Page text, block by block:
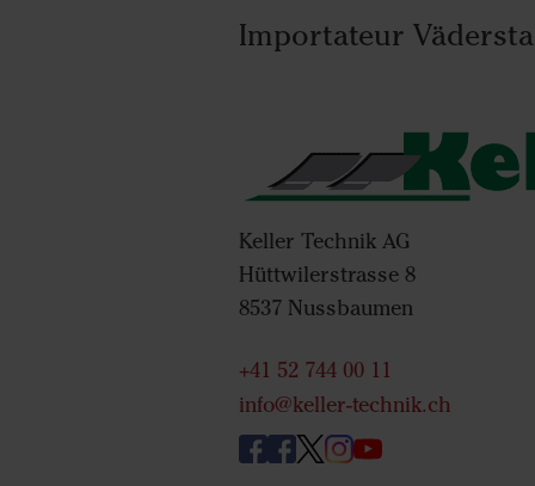
Importateur
Keller Technik AG
Hüttwilerstrasse 8
8537 Nussbaumen
+41 52 744 00 11
info@keller-technik.ch